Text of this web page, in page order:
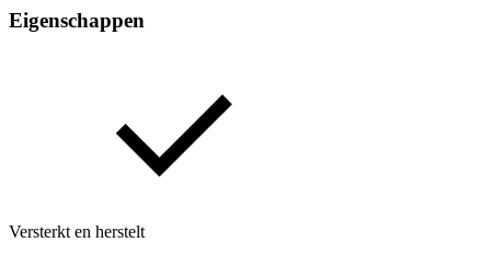
Eigenschappen
Versterkt en herstelt